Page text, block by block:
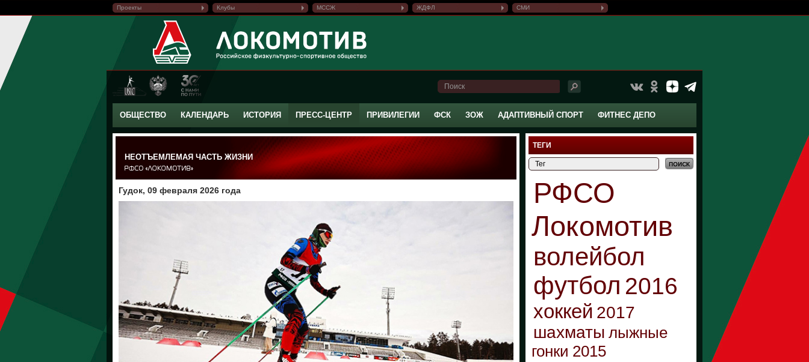
Проекты Клубы МССЖ ЖДФЛ СМИ
ОБЩЕСТВО КАЛЕНДАРЬ ИСТОРИЯ ПРЕСС-ЦЕНТР ПРИВИЛЕГИИ ФСК ЗОЖ АДАПТИВНЫЙ СПОРТ ФИТНЕС ДЕПО
НЕОТЪЕМЛЕМАЯ ЧАСТЬ ЖИЗНИ
Гудок, 09 февраля 2026 года
ТЕГИ
РФСО
Локомотив
волейбол
футбол 2016
хоккей 2017
шахматы лыжные
гонки 2015